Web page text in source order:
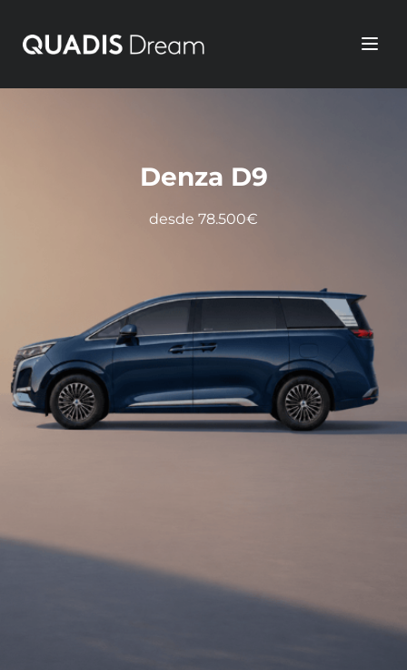
Denza D9
desde 78.500€